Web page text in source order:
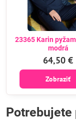
23365 Karin
modrá
64,50 €
Zobraziť
Potrebujete